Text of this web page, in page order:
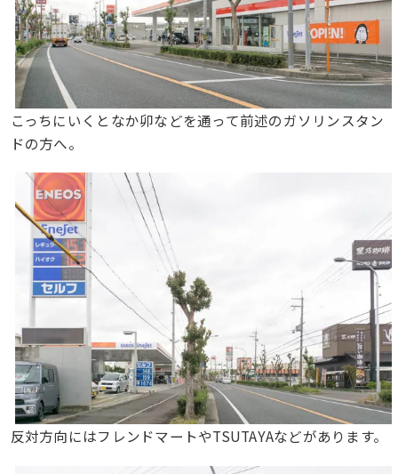
こっちにいくとなか卯などを通って前述のガソリンスタン
ドの方へ。
反対方向にはフレンドマートやTSUTAYAなどがあります。